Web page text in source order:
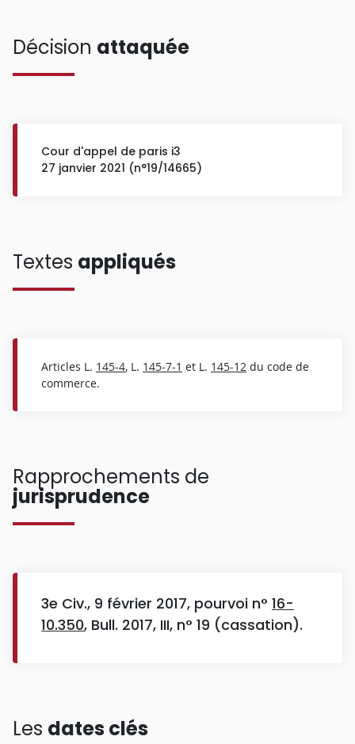
Décision attaquée
Cour d'appel de paris i3
27 janvier 2021 (n°19/14665)
Textes appliqués
Articles L. 145-4, L. 145-7-1 et L. 145-12 du code de
commerce.
Rapprochements de
jurisprudence
3e Civ., 9 février 2017, pourvoi n° 16-
10.350, Bull. 2017, III, n° 19 (cassation).
Les dates clés